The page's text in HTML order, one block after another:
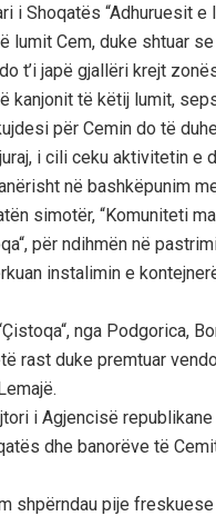
Shoqatës “Adhuruesit e
Cem, duke shtuar
t’i japë gjallëri krejt
kanjonit të këtij lumit,
për Cemin do të
i cili ceku aktivitetin e
në bashkëpunim
simotër, “Komuniteti
për ndihmën në
instalimin e
nga Podgorica,
rast duke premtuar
i Agjencisë
dhe banorëve të
shpërndau pije